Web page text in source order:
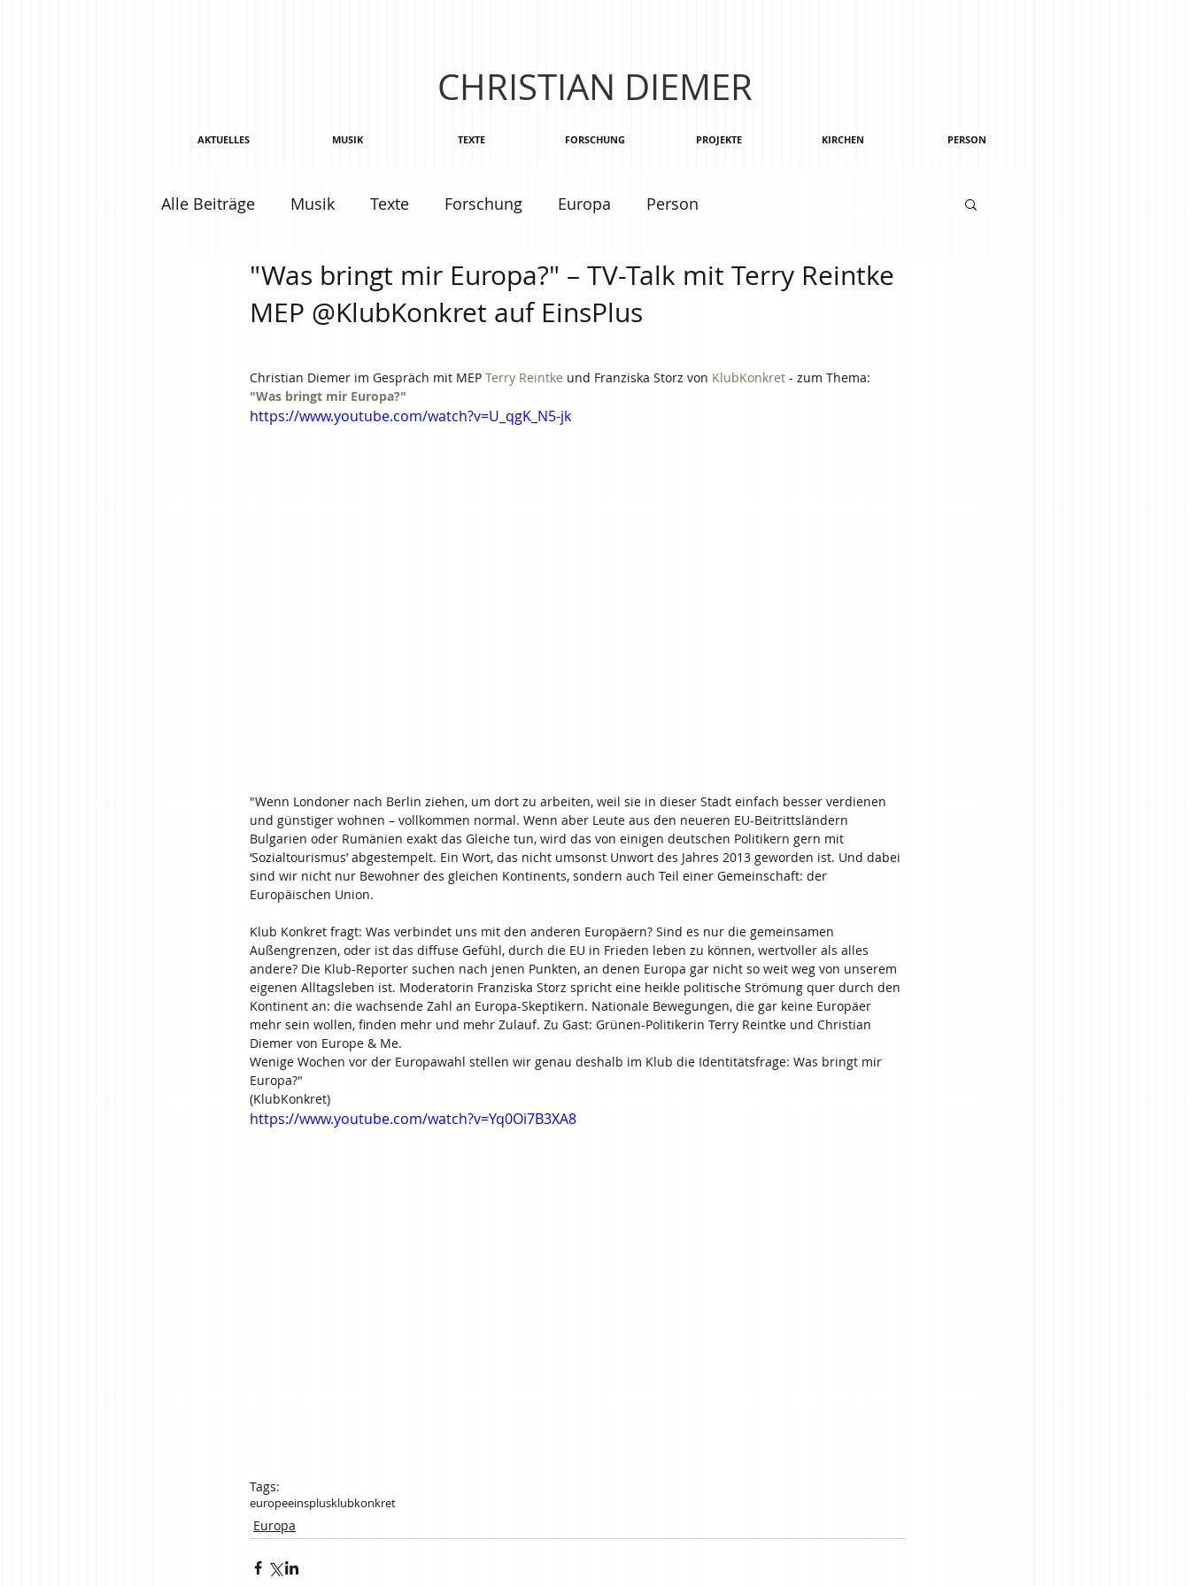
CHRISTIAN DIEMER
AKTUELLES MUSIK TEXTE FORSCHUNG PROJEKTE KIRCHEN PERSON
Alle Beiträge Musik Texte Forschung Europa Person
"Was bringt mir Europa?" – TV-Talk mit Terry Reintke
MEP @KlubKonkret auf EinsPlus
Christian Diemer im Gespräch mit MEP Terry Reintke und Franziska Storz von KlubKonkret - zum Thema:
"Was bringt mir Europa?"
https://www.youtube.com/watch?v=U_qgK_N5-jk
"Wenn Londoner nach Berlin ziehen, um dort zu arbeiten, weil sie in dieser Stadt einfach besser verdienen
und günstiger wohnen – vollkommen normal. Wenn aber Leute aus den neueren EU-Beitrittsländern
Bulgarien oder Rumänien exakt das Gleiche tun, wird das von einigen deutschen Politikern gern mit
‘Sozialtourismus’ abgestempelt. Ein Wort, das nicht umsonst Unwort des Jahres 2013 geworden ist. Und dabei
sind wir nicht nur Bewohner des gleichen Kontinents, sondern auch Teil einer Gemeinschaft: der
Europäischen Union.
Klub Konkret fragt: Was verbindet uns mit den anderen Europäern? Sind es nur die gemeinsamen
Außengrenzen, oder ist das diffuse Gefühl, durch die EU in Frieden leben zu können, wertvoller als alles
andere? Die Klub-Reporter suchen nach jenen Punkten, an denen Europa gar nicht so weit weg von unserem
eigenen Alltagsleben ist. Moderatorin Franziska Storz spricht eine heikle politische Strömung quer durch den
Kontinent an: die wachsende Zahl an Europa-Skeptikern. Nationale Bewegungen, die gar keine Europäer
mehr sein wollen, finden mehr und mehr Zulauf. Zu Gast: Grünen-Politikerin Terry Reintke und Christian
Diemer von Europe & Me.
Wenige Wochen vor der Europawahl stellen wir genau deshalb im Klub die Identitätsfrage: Was bringt mir
Europa?"
(KlubKonkret)
https://www.youtube.com/watch?v=Yq0Oi7B3XA8
Tags:
europeeinsplusklubkonkret
Europa